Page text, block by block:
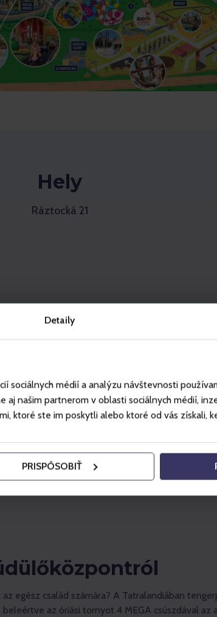
Detaily
sociálnych médií a analýzu návštevnosti
aj našim partnerom v oblasti sociálnych médií,
ktoré ste im poskytli alebo ktoré od vás získali,
PRISPÔSOBIŤ
Hely
Ráztocká 21
egész család számára? A Tatralandiában
az óriási tornyot 4 MEGA csúszdával az